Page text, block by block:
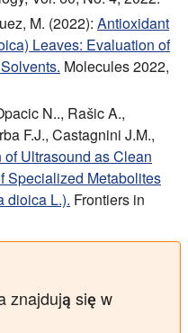
M. (2022): Antioxidant
Leaves: Evaluation of
Molecules 2022,
N.., Rašic A.,
F.J., Castagnini J.M.,
Ultrasound as Clean
Specialized Metabolites
dioica L.). Frontiers in
znajdują się w